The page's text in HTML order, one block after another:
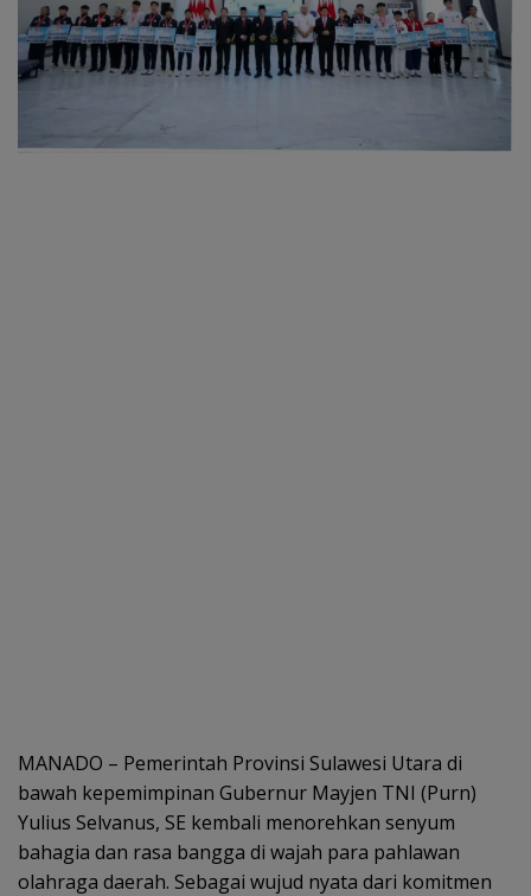
MANADO – Pemerintah Provinsi Sulawesi Utara di
bawah kepemimpinan Gubernur Mayjen TNI (Purn)
Yulius Selvanus, SE kembali menorehkan senyum
bahagia dan rasa bangga di wajah para pahlawan
olahraga daerah. Sebagai wujud nyata dari komitmen